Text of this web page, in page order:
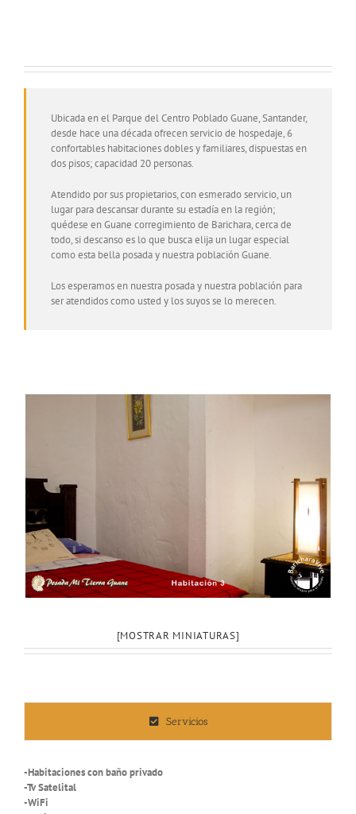
Ubicada en el Parque del Centro Poblado Guane, Santander,
desde hace una década ofrecen servicio de hospedaje, 6
confortables habitaciones dobles y familiares, dispuestas en
dos pisos; capacidad 20 personas.
Atendido por sus propietarios, con esmerado servicio, un
lugar para descansar durante su estadía en la región;
quédese en Guane corregimiento de Barichara, cerca de
todo, si descanso es lo que busca elija un lugar especial
como esta bella posada y nuestra población Guane.
Los esperamos en nuestra posada y nuestra población para
ser atendidos como usted y los suyos se lo merecen.
[MOSTRAR MINIATURAS]
Servicios
-Habitaciones con baño privado
-Tv Satelital
-WiFi